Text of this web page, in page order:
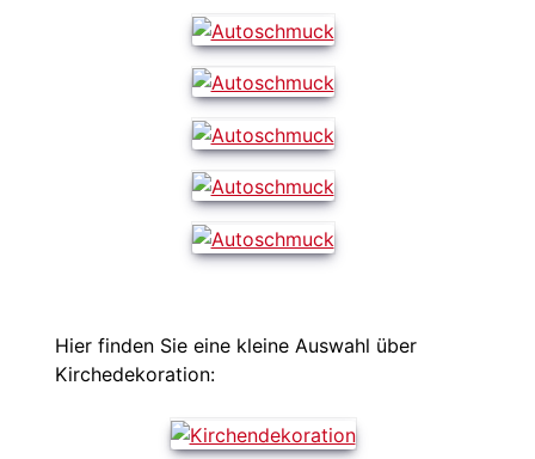
Hier finden Sie eine kleine Auswahl über
Kirchedekoration: